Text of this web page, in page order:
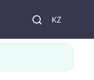
KZ